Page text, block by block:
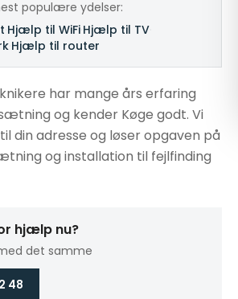
populære ydelser:
Hjælp til WiFi Hjælp til TV
Hjælp til router
har mange års erfaring
og kender Køge godt. Vi
din adresse og løser opgaven på
og installation til fejlfinding
hjælp nu?
det samme
48